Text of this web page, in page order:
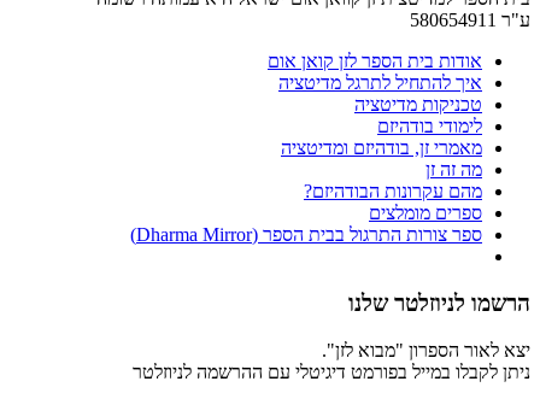
ע"ר 580654911
אודות בית הספר לזן קואן אום
איך להתחיל לתרגל מדיטציה
טכניקות מדיטציה
לימודי בודהיזם
מאמרי זן, בודהיזם ומדיטציה
מה זה זן
מהם עקרונות הבודהיזם?
ספרים מומלצים
ספר צורות התרגול בבית הספר (Dharma Mirror)
הרשמו לניוזלטר שלנו
יצא לאור הספרון "מבוא לזן".
ניתן לקבלו במייל בפורמט דיגיטלי עם ההרשמה לניוזלטר